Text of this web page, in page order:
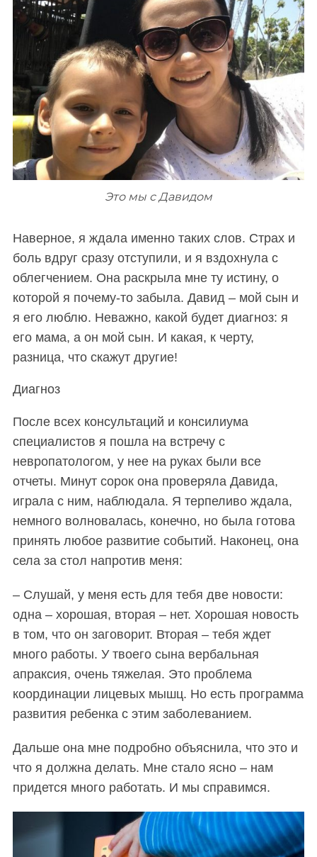
Это мы с Давидом
Наверное, я ждала именно таких слов. Страх и
боль вдруг сразу отступили, и я вздохнула с
облегчением. Она раскрыла мне ту истину, о
которой я почему-то забыла. Давид – мой сын и
я его люблю. Неважно, какой будет диагноз: я
его мама, а он мой сын. И какая, к черту,
разница, что скажут другие!
Диагноз
После всех консультаций и консилиума
специалистов я пошла на встречу с
невропатологом, у нее на руках были все
отчеты. Минут сорок она проверяла Давида,
играла с ним, наблюдала. Я терпеливо ждала,
немного волновалась, конечно, но была готова
принять любое развитие событий. Наконец, она
села за стол напротив меня:
– Слушай, у меня есть для тебя две новости:
одна – хорошая, вторая – нет. Хорошая новость
в том, что он заговорит. Вторая – тебя ждет
много работы. У твоего сына вербальная
апраксия, очень тяжелая. Это проблема
координации лицевых мышц. Но есть программа
развития ребенка с этим заболеванием.
Дальше она мне подробно объяснила, что это и
что я должна делать. Мне стало ясно – нам
придется много работать. И мы справимся.
S
a
r
c
h
o
:
По авторам